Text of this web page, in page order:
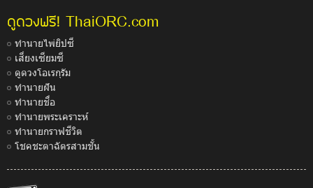
ดูดวงฟรี! ThaiORC.com
ทำนายไพ่ยิปซี
เสี่ยงเซียมซี
ดูดวงโอเรกุรัม
ทำนายฝัน
ทำนายชื่อ
ทำนายพระเคราะห์
ทำนายกราฟชีวิต
โชคชะตาฉัตรสามชั้น